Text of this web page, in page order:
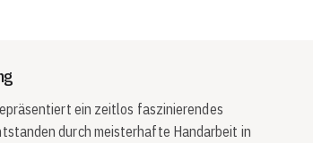
ein zeitlos faszinierendes
durch meisterhafte Handarbeit in